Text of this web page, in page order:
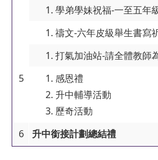
學弟學妹祝福-一至五年
禱文-六年皮級舉生書寫
打氣加油站-請全體教師
5
感恩禮
升中輔導活動
歷奇活動
6
升中銜接計劃總結禮